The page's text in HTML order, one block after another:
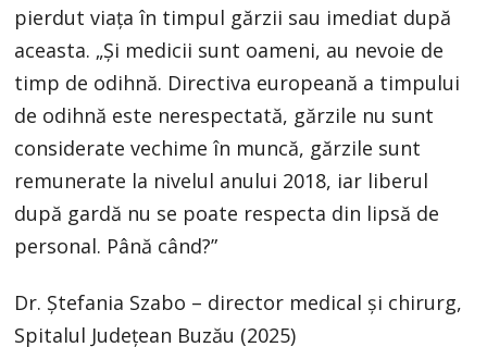
pierdut viața în timpul gărzii sau imediat după
aceasta. „Și medicii sunt oameni, au nevoie de
timp de odihnă. Directiva europeană a timpului
de odihnă este nerespectată, gărzile nu sunt
considerate vechime în muncă, gărzile sunt
remunerate la nivelul anului 2018, iar liberul
după gardă nu se poate respecta din lipsă de
personal. Până când?”
Dr. Ștefania Szabo – director medical și chirurg,
Spitalul Județean Buzău (2025)